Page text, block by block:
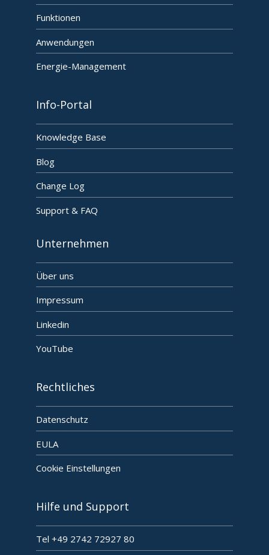
Funktionen
Anwendungen
Energie-Management
Info-Portal
Knowledge Base
Blog
Change Log
Support & FAQ
Unternehmen
Über uns
Impressum
Linkedin
YouTube
Rechtliches
Datenschutz
EULA
Cookie Einstellungen
Hilfe und Support
Tel +49 2742 72927 80